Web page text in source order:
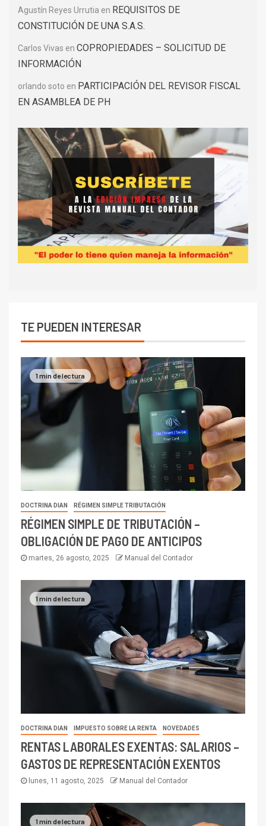
Agustín Reyes Urrutia en REQUISITOS DE
CONSTITUCIÓN DE UNA S.A.S.
Carlos Vivas en COPROPIEDADES – SOLICITUD DE
INFORMACIÓN
orlando soto en PARTICIPACIÓN DEL REVISOR FISCAL
EN ASAMBLEA DE PH
TE PUEDEN INTERESAR
1 min de lectura
DOCTRINA DIAN RÉGIMEN SIMPLE TRIBUTACIÓN
RÉGIMEN SIMPLE DE TRIBUTACIÓN –
OBLIGACIÓN DE PAGO DE ANTICIPOS
martes, 26 agosto, 2025 Manual del Contador
1 min de lectura
DOCTRINA DIAN IMPUESTO SOBRE LA RENTA NOVEDADES
RENTAS LABORALES EXENTAS: SALARIOS –
GASTOS DE REPRESENTACIÓN EXENTOS
lunes, 11 agosto, 2025 Manual del Contador
1 min de lectura